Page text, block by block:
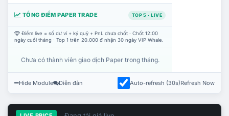
TỔNG ĐIỂM PAPER TRADE TOP 5 · LIVE
Điểm live = số dư ví + ký quỹ + PnL chưa chốt · Chốt 12:00
ngày cuối tháng · Top 1 trên 20.000 đ nhận 30 ngày VIP Whale.
Chưa có thành viên giao dịch Paper trong tháng.
Hide Module Diễn đàn Auto-refresh (30s)Refresh Now